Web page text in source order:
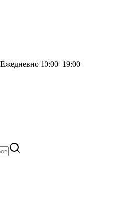
Ежедневно 10:00–19:00